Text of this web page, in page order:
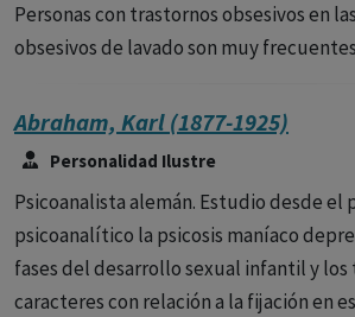
Personas con trastornos obsesivos en
obsesivos de lavado son muy
Abraham, Karl (1877-1925)
Personalidad Ilustre
Psicoanalista alemán. Estudio desde el
psicoanalítico la psicosis maníaco
fases del desarrollo sexual infantil y los
caracteres con relación a la fijación en